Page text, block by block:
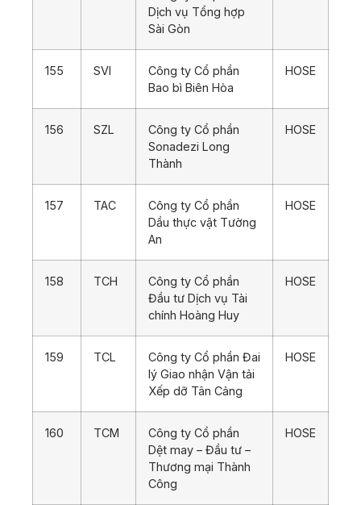
Dịch vụ Tổng hợp
Sài Gòn
155 SVI
Công ty Cổ phần
Bao bì Biên Hòa
HOSE
156 SZL
Công ty Cổ phần
Sonadezi Long
Thành
HOSE
157 TAC
Công ty Cổ phần
Dầu thực vật Tường
An
HOSE
158 TCH
Công ty Cổ phần
Đầu tư Dịch vụ Tài
chính Hoàng Huy
HOSE
159 TCL
Công ty Cổ phần Đai
lý Giao nhận Vận tải
Xếp dỡ Tân Cảng
HOSE
160 TCM
Công ty Cổ phần
Dệt may – Đầu tư –
Thương mại Thành
Công
HOSE